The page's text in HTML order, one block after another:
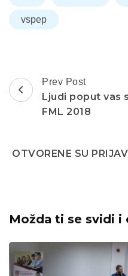
vspep
Post
Navigation
Prev Post
Ljudi poput vas
FML 2018
OTVORENE SU
Možda ti se svidi i